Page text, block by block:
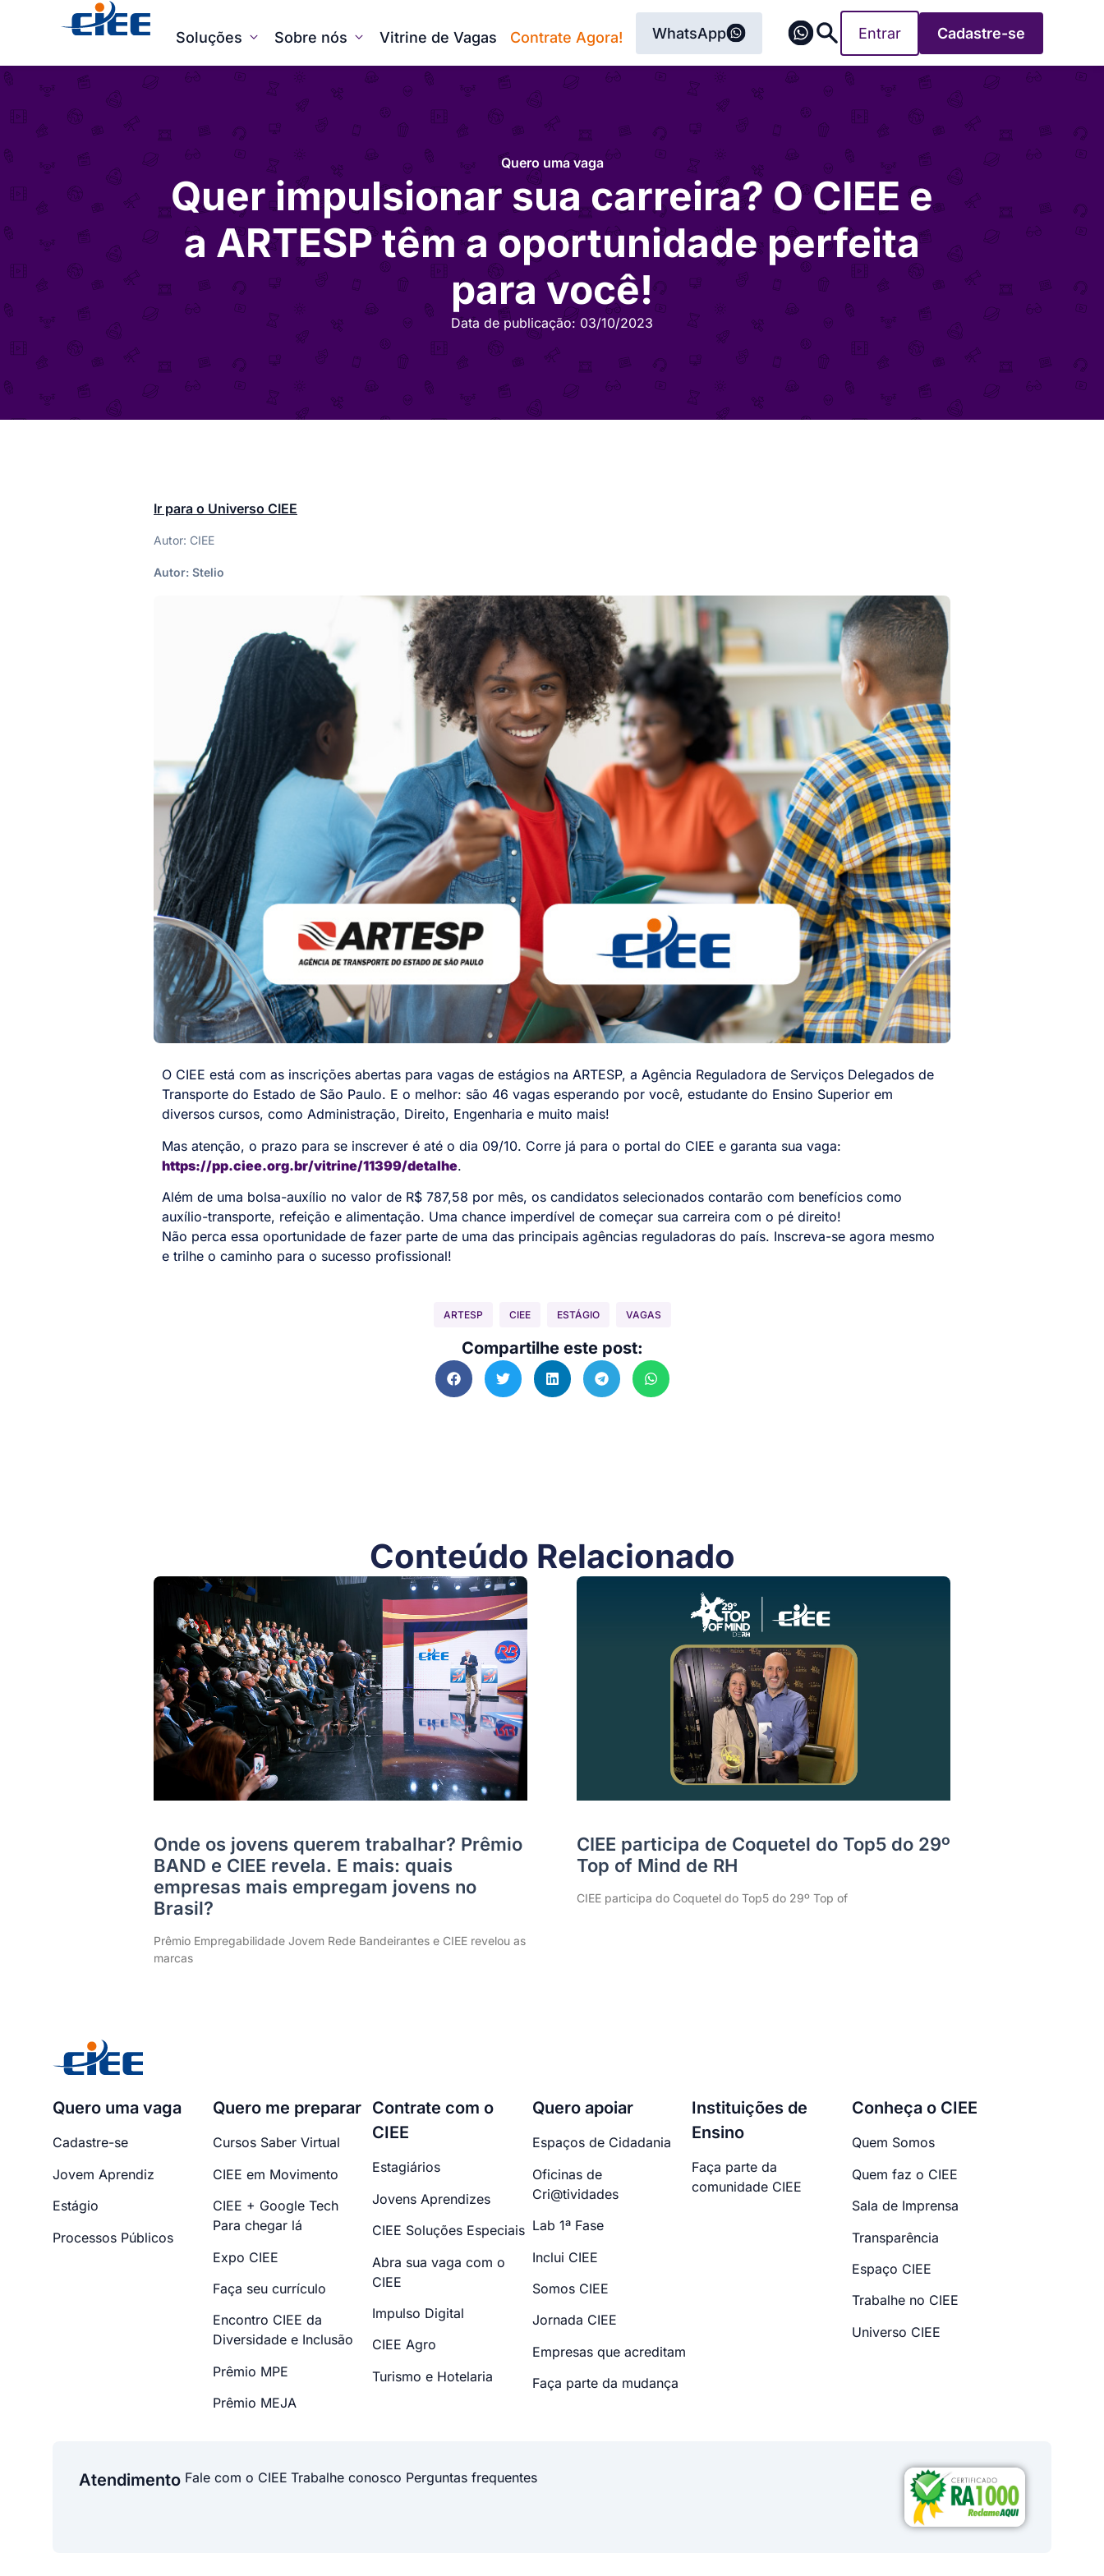
Soluções Sobre nós Vitrine de Vagas Contrate Agora! WhatsApp Entrar Cadastre-se
Quero uma vaga
Quer impulsionar sua carreira? O CIEE e
a ARTESP têm a oportunidade perfeita
para você!
Data de publicação: 03/10/2023
Ir para o Universo CIEE
Autor: CIEE
Autor: Stelio
O CIEE está com as inscrições abertas para vagas de estágios na ARTESP, a Agência Reguladora de Serviços Delegados de
Transporte do Estado de São Paulo. E o melhor: são 46 vagas esperando por você, estudante do Ensino Superior em
diversos cursos, como Administração, Direito, Engenharia e muito mais!
Mas atenção, o prazo para se inscrever é até o dia 09/10. Corre já para o portal do CIEE e garanta sua vaga:
https://pp.ciee.org.br/vitrine/11399/detalhe.
Além de uma bolsa-auxílio no valor de R$ 787,58 por mês, os candidatos selecionados contarão com benefícios como
auxílio-transporte, refeição e alimentação. Uma chance imperdível de começar sua carreira com o pé direito!
Não perca essa oportunidade de fazer parte de uma das principais agências reguladoras do país. Inscreva-se agora mesmo
e trilhe o caminho para o sucesso profissional!
ARTESP CIEE ESTÁGIO VAGAS
Compartilhe este post:
Conteúdo Relacionado
Onde os jovens querem trabalhar? Prêmio
BAND e CIEE revela. E mais: quais
empresas mais empregam jovens no
Brasil?
Prêmio Empregabilidade Jovem Rede Bandeirantes e CIEE revelou as
marcas
CIEE participa de Coquetel do Top5 do 29º
Top of Mind de RH
CIEE participa do Coquetel do Top5 do 29º Top of
Quero uma vaga
Cadastre-se
Jovem Aprendiz
Estágio
Processos Públicos
Quero me preparar
Cursos Saber Virtual
CIEE em Movimento
CIEE + Google Tech
Para chegar lá
Expo CIEE
Faça seu currículo
Encontro CIEE da
Diversidade e Inclusão
Prêmio MPE
Prêmio MEJA
Contrate com o
CIEE
Estagiários
Jovens Aprendizes
CIEE Soluções Especiais
Abra sua vaga com o
CIEE
Impulso Digital
CIEE Agro
Turismo e Hotelaria
Quero apoiar
Espaços de Cidadania
Oficinas de
Cri@tividades
Lab 1ª Fase
Inclui CIEE
Somos CIEE
Jornada CIEE
Empresas que acreditam
Faça parte da mudança
Instituições de
Ensino
Faça parte da
comunidade CIEE
Conheça o CIEE
Quem Somos
Quem faz o CIEE
Sala de Imprensa
Transparência
Espaço CIEE
Trabalhe no CIEE
Universo CIEE
Atendimento Fale com o CIEE Trabalhe conosco Perguntas frequentes